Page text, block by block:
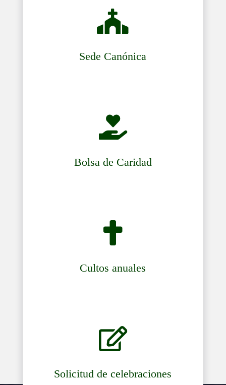

Sede Canónica

Bolsa de Caridad

Cultos anuales

Solicitud de celebraciones